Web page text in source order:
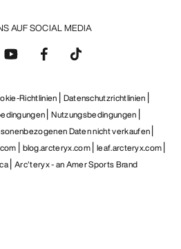
AUF SOCIAL MEDIA
Richtlinien Datenschutzrichtlinien
Nutzungsbedingungen
Daten nicht verkaufen
blog.arcteryx.com leaf.arcteryx.com
Arc'teryx - an Amer Sports Brand